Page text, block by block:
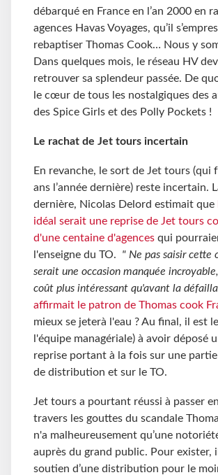
débarqué en France en l’an 2000 en
agences Havas Voyages, qu’il
rebaptiser Thomas Cook… Nous y
Dans quelques mois, le réseau HV
retrouver sa splendeur passée. De
le cœur de tous les nostalgiques des
des Spice Girls et des Polly Pockets !
Le rachat de Jet tours incertain
En revanche, le sort de Jet tours (qui
ans l’année dernière) reste incertain.
dernière, Nicolas Delord estimait que
idéal serait une reprise de Jet tours
d'une centaine d'agences qui
l'enseigne du TO. " Ne pas saisir cette
serait une occasion manquée
coût plus intéressant qu'avant la
affirmait le patron de Thomas cook
mieux se jeterà l'eau ? Au final, il est
l'équipe managériale) à avoir déposé
reprise portant à la fois sur une
de distribution et sur le TO.
Jet tours a pourtant réussi à passer
travers les gouttes du scandale
n'a malheureusement qu’une
auprès du grand public. Pour exister,
soutien d’une distribution pour le